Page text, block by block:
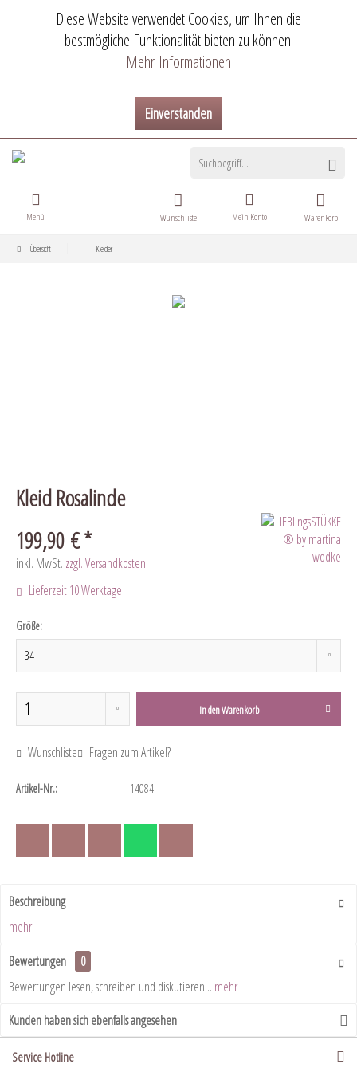
Diese Website verwendet Cookies, um Ihnen die
bestmögliche Funktionalität bieten zu können.
Mehr Informationen
Einverstanden
Warenkorb
Wunschliste Mein Konto
Menü
Übersicht Kleider
Kleid Rosalinde
199,90 € *
inkl. MwSt. zzgl. Versandkosten
Lieferzeit 10 Werktage
Größe:
In denWarenkorb
Wunschliste Fragen zum Artikel?
Artikel-Nr.: 14084
Beschreibung
mehr
Bewertungen
0
Bewertungen lesen, schreiben und diskutieren... mehr
Kunden haben sich ebenfalls angesehen
Service Hotline